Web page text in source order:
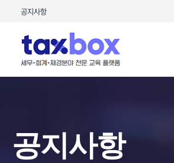
콘텐츠로공지사항
공지사항